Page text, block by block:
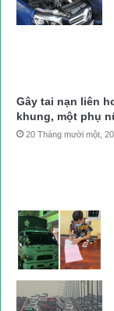
Gây tai nạn liên
khung, một phụ
20 Tháng mười một,